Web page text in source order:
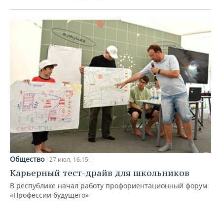
Общество 27 июл, 16:15
Карьерный тест-драйв для школьников
В республике начал работу профориентационный форум
«Профессии будущего»